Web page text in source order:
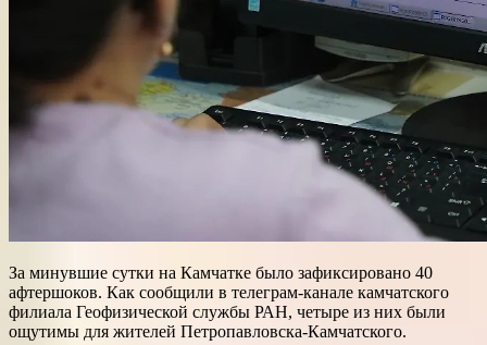
За минувшие сутки на Камчатке было зафиксировано 40
афтершоков. Как сообщили в телеграм-канале камчатского
филиала Геофизической службы РАН, четыре из них были
ощутимы для жителей Петропавловска-Камчатского.